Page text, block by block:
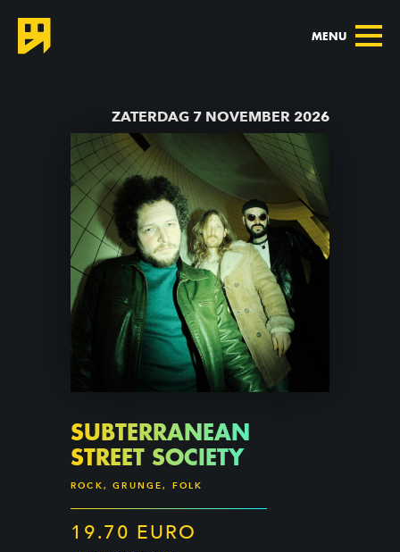
MENU
ZATERDAG 7 NOVEMBER 2026
SUBTERRANEAN
STREET SOCIETY
ROCK, GRUNGE, FOLK
19.70 EURO